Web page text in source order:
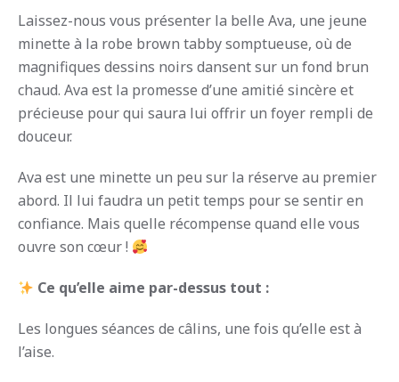
Laissez-nous vous présenter la belle Ava, une jeune
minette à la robe brown tabby somptueuse, où de
magnifiques dessins noirs dansent sur un fond brun
chaud. Ava est la promesse d’une amitié sincère et
précieuse pour qui saura lui offrir un foyer rempli de
douceur.
Ava est une minette un peu sur la réserve au premier
abord. Il lui faudra un petit temps pour se sentir en
confiance. Mais quelle récompense quand elle vous
ouvre son cœur !
Ce qu’elle aime par-dessus tout :
Les longues séances de câlins, une fois qu’elle est à
l’aise.